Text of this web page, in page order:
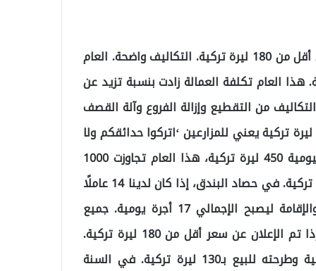
“هذا العام نريد أن يكون السعر الذي ستعلنه TMO ليس أقل من 180 ليرة تركية. التكاليف واضحة. العام
كيلوغرام من البندق 80 ليرة تركية. هذا العام تكلفة العمالة زادت بنسبة تزيد عن
زادت بنسبة تزيد عن 100%. جميع التكاليف من التقطيع وإزالة الفروع وآلة القصف
زادت بنسبة تزيد عن 100%. الإعلان عن سعر أقل من 180 ليرة تركية يعني للمزارعين ‘اتركوا حدائقكم ولا
تقوموا بهذا العمل’. العام الماضي كانت أجرة العامل اليومية 450 ليرة تركية، هذا العام تجاوزت 1000
ليرة تركية. حاليًا أجرة إزالة الفروع اليومية هي 1000 ليرة تركية. في حصاد البندق، إذا كان لدينا 14 عاملًا
من منطقة جنوب شرق، تُحسب أجرة القائد والطاهي والإقامة ليصبح الإجمالي 17 أجرة يومية. جميع
تكاليفنا المدخلة تزيد عن 100%. المزارعون سيخسرون إذا تم الإعلان عن سعر أقل من 180 ليرة تركية.
العام الماضي، قامت TMO بشراء البندق بـ80 ليرة تركية وطرحته للبيع بـ130 ليرة تركية. في السنة